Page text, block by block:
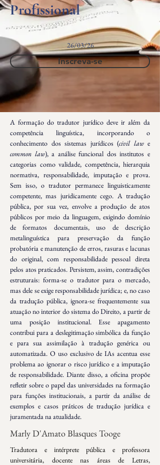
Profissional
26/03/26
Inscreva-se
A formação do tradutor jurídico deve ir além da
competência linguística, incorporando o
conhecimento dos sistemas jurídicos (civil law
common law), a análise funcional dos institutos e
categorias como validade, competência, hierarquia
normativa, responsabilidade, imputação e prova.
Sem isso, o tradutor permanece linguisticamente
competente, mas juridicamente cego. A tradução
pública, por sua vez, envolve a produção de atos
públicos por meio da linguagem, exigindo domínio
de formatos documentais, uso de descrição
metalinguística para preservação da função
probatória e manutenção de erros, rasuras e lacunas
do original, com responsabilidade pessoal direta
pelos atos praticados. Persistem, assim, contradições
estruturais: forma-se o tradutor para o mercado,
mas dele se exige responsabilidade jurídica; e, no caso
da tradução pública, ignora-se frequentemente sua
atuação no interior do sistema do Direito, a partir de
uma posição institucional. Esse apagamento
contribui para a deslegitimação simbólica da função
e para sua assimilação à tradução genérica ou
automatizada. O uso exclusivo de IAs acentua esse
problema ao ignorar o risco jurídico e a imputação
de responsabilidade. Diante disso, a oficina propõe
refletir sobre o papel das universidades na formação
para funções institucionais, a partir da análise de
exemplos e casos práticos de tradução jurídica e
juramentada na atualidade.
Marly D'Amato Blasques Tooge
Tradutora e intérprete pública e professora
universitária, docente nas áreas de Letras,